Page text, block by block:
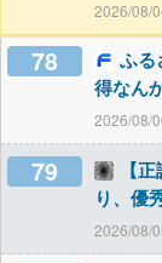
2026/08/
78
ふる
得なん
2026/08/
79
【
り、優
2026/08/